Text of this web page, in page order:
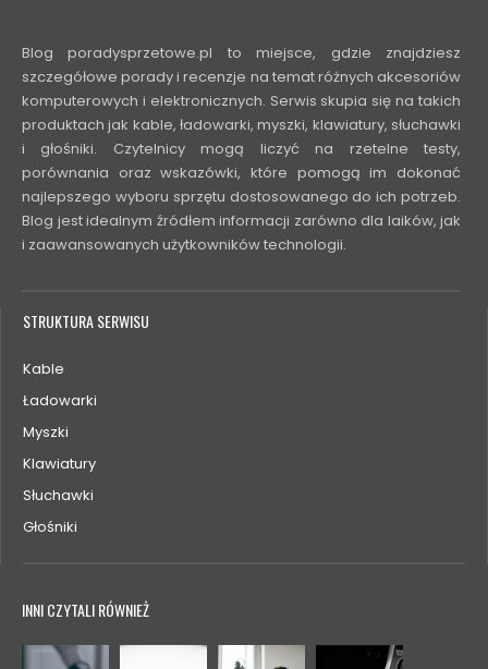
Blog poradysprzetowe.pl to miejsce, gdzie znajdziesz
szczegółowe porady i recenzje na temat różnych akcesoriów
komputerowych i elektronicznych. Serwis skupia się na takich
produktach jak kable, ładowarki, myszki, klawiatury, słuchawki
i głośniki. Czytelnicy mogą liczyć na rzetelne testy,
porównania oraz wskazówki, które pomogą im dokonać
najlepszego wyboru sprzętu dostosowanego do ich potrzeb.
Blog jest idealnym źródłem informacji zarówno dla laików, jak
i zaawansowanych użytkowników technologii.
STRUKTURA SERWISU
Kable
Ładowarki
Myszki
Klawiatury
Słuchawki
Głośniki
INNI CZYTALI RÓWNIEŻ